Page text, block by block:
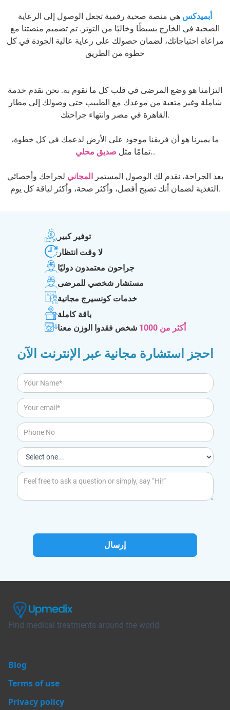
أبميدكس هي منصة صحية رقمية تجعل الوصول إلى الرعاية
الصحية في الخارج بسيطًا وخاليًا من التوتر. تم تصميم منصتنا مع
مراعاة احتياجاتك، لضمان حصولك على رعاية عالية الجودة في كل
خطوة من الطريق
التزامنا هو وضع المرضى في قلب كل ما نقوم به. نحن نقدم خدمة
شاملة وغير متعبة من موعدك مع الطبيب حتى وصولك إلى مطار
القاهرة في مصر وانتهاء جراحتك.
ما يميزنا هو أن فريقنا موجود على الأرض لدعمك في كل خطوة،
تمامًا مثلصديق محلي..‍
بعد الجراحة، نقدم لك الوصول المستمر المجاني لجراحك وأخصائي
التغذية لضمان أنك تصبح أفضل، وأكثر صحة، وأكثر لياقة كل يوم.
توفير كبير
لا وقت انتظار
جراحون معتمدون دوليًا
مستشار شخصي للمرضى
خدمات كونسيرج مجانية
باقة كاملة
أكثر من 1000
شخص فقدوا الوزن معنا
احجز استشارة مجانية عبر الإنترنت الآن
Find medical treatments around the world
Blog
Terms of use
Privacy policy